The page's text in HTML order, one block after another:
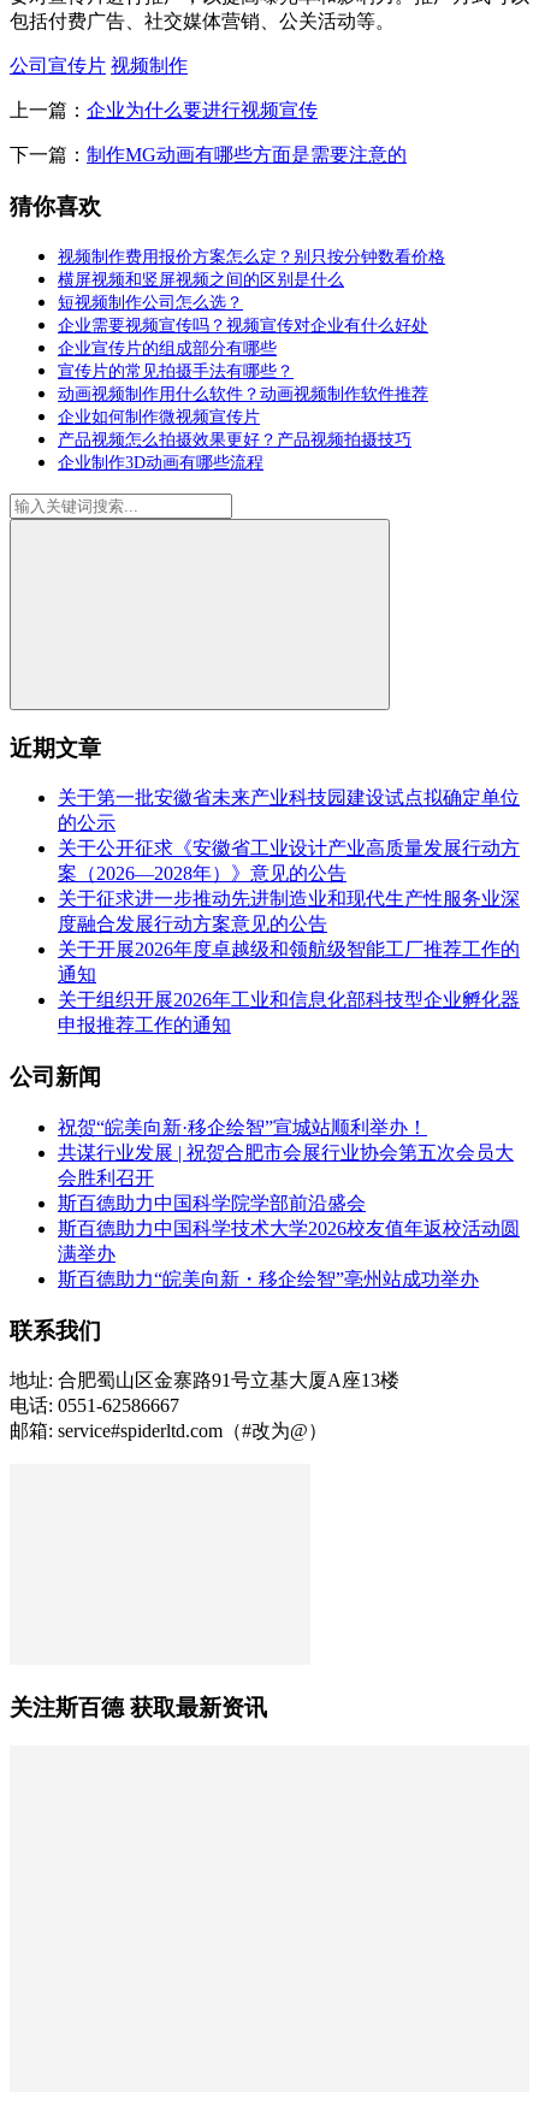
包括付费广告、社交媒体营销、公关活动等。
公司宣传片 视频制作
上一篇： 企业为什么要进行视频宣传
下一篇： 制作MG动画有哪些方面是需要注意的
猜你喜欢
视频制作费用报价方案怎么定？别只按分钟数看价格
横屏视频和竖屏视频之间的区别是什么
短视频制作公司怎么选？
企业需要视频宣传吗？视频宣传对企业有什么好处
企业宣传片的组成部分有哪些
宣传片的常见拍摄手法有哪些？
动画视频制作用什么软件？动画视频制作软件推荐
企业如何制作微视频宣传片
产品视频怎么拍摄效果更好？产品视频拍摄技巧
企业制作3D动画有哪些流程
近期文章
关于第一批安徽省未来产业科技园建设试点拟确定单位
的公示
关于公开征求《安徽省工业设计产业高质量发展行动方
案（2026—2028年）》意见的公告
关于征求进一步推动先进制造业和现代生产性服务业深
度融合发展行动方案意见的公告
关于开展2026年度卓越级和领航级智能工厂推荐工作的
通知
关于组织开展2026年工业和信息化部科技型企业孵化器
申报推荐工作的通知
公司新闻
祝贺“皖美向新·移企绘智”宣城站顺利举办！
共谋行业发展 | 祝贺合肥市会展行业协会第五次会员大
会胜利召开
斯百德助力中国科学院学部前沿盛会
斯百德助力中国科学技术大学2026校友值年返校活动圆
满举办
斯百德助力“皖美向新・移企绘智”亳州站成功举办
联系我们
地址: 合肥蜀山区金寨路91号立基大厦A座13楼
电话: 0551-62586667
邮箱: service#spiderltd.com（#改为@）
关注斯百德 获取最新资讯